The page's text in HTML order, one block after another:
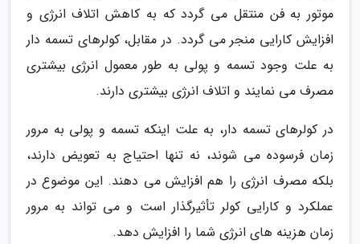
موتور به فن منتقل می گردد که به کاهش اتلاف انرژی و
افزایش کارایی منجر می گردد. در مقابل، کولرهای تسمه دار
به علت وجود تسمه و پولی به طور معمول انرژی بیشتری
مصرف می نمایند و اتلاف انرژی بیشتری دارند.
در کولرهای تسمه دار، به علت اینکه تسمه و پولی به مرور
زمان فرسوده می شوند، نه تنها احتیاج به تعویض دارند،
بلکه مصرف انرژی را هم افزایش می دهند. این موضوع در
عملکرد و کارایی کولر تأثیرگذار است و می تواند به مرور
زمان هزینه های انرژی شما را افزایش دهد.